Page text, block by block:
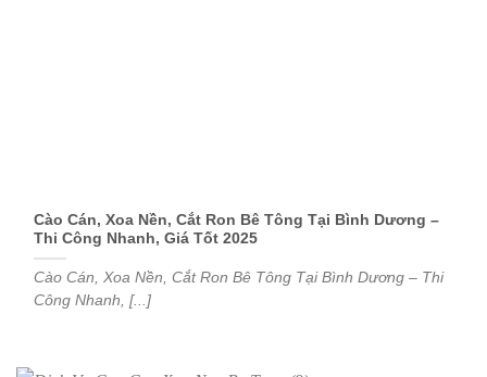
Cào Cán, Xoa Nền, Cắt Ron Bê Tông Tại Bình Dương –
Thi Công Nhanh, Giá Tốt 2025
Cào Cán, Xoa Nền, Cắt Ron Bê Tông Tại Bình Dương – Thi
Công Nhanh, [...]